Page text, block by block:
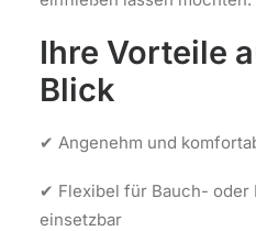
Ihre Vorteile
Blick
✔ Angenehm und
✔ Flexibel für Bauch- oder
einsetzbar